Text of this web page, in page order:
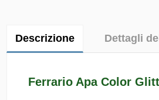
Descrizione Dettagli
Ferrario Apa Color